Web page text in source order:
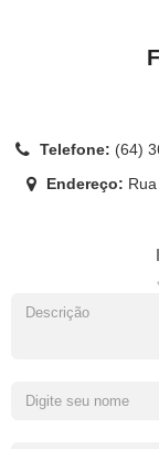
Telefone: (64)
Endereço: